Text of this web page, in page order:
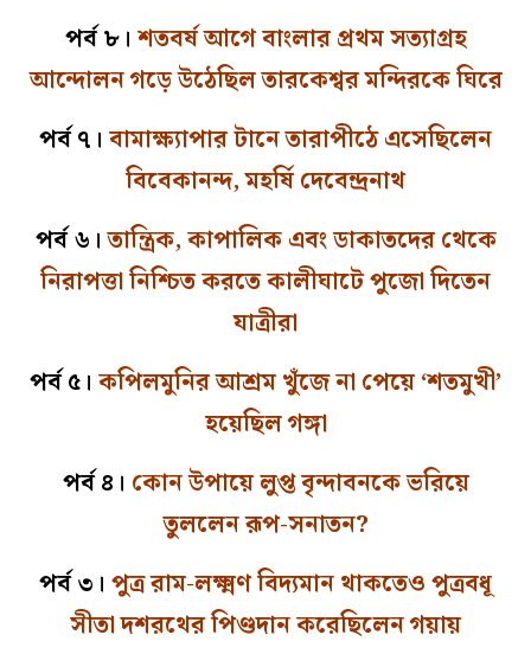
পর্ব ৮। শতবর্ষ আগে বাংলার প্রথম সত্যাগ্রহ
আন্দোলন গড়ে উঠেছিল তারকেশ্বর মন্দিরকে ঘিরে
পর্ব ৭। বামাক্ষ্যাপার টানে তারাপীঠে এসেছিলেন
বিবেকানন্দ, মহর্ষি দেবেন্দ্রনাথ
পর্ব ৬। তান্ত্রিক, কাপালিক এবং ডাকাতদের থেকে
নিরাপত্তা নিশ্চিত করতে কালীঘাটে পুজো দিতেন
যাত্রীরা
পর্ব ৫। কপিলমুনির আশ্রম খুঁজে না পেয়ে ‘শতমুখী’
হয়েছিল গঙ্গা
পর্ব ৪। কোন উপায়ে লুপ্ত বৃন্দাবনকে ভরিয়ে
তুললেন রূপ-সনাতন?
পর্ব ৩। পুত্র রাম-লক্ষ্মণ বিদ্যমান থাকতেও পুত্রবধূ
সীতা দশরথের পিণ্ডদান করেছিলেন গয়ায়